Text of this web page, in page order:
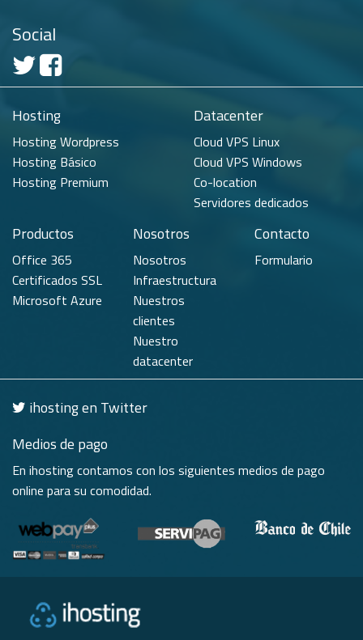
Social
Hosting
Hosting Wordpress
Hosting Básico
Hosting Premium
Datacenter
Cloud VPS Linux
Cloud VPS Windows
Co-location
Servidores dedicados
Productos
Office 365
Certificados SSL
Microsoft Azure
Nosotros
Nosotros
Infraestructura
Nuestros
clientes
Nuestro
datacenter
Contacto
Formulario
ihosting en Twitter
Medios de pago
En ihosting contamos con los siguientes medios de pago
online para su comodidad.